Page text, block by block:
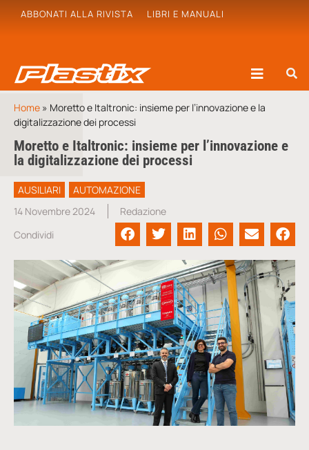
ABBONATI ALLA RIVISTA LIBRI E MANUALI
Home » Moretto e Italtronic: insieme per l’innovazione e la
digitalizzazione dei processi
Moretto e Italtronic: insieme per l’innovazione e
la digitalizzazione dei processi
AUSILIARI
AUTOMAZIONE
14 Novembre 2024
Redazione
Condividi